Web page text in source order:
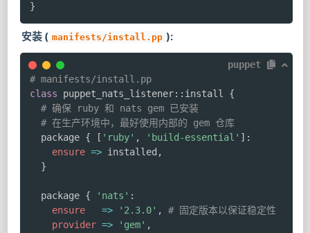
}
安装 ( manifests/install.pp ):
puppet
# manifests/install.pp
class puppet_nats_listener:: install {
# 确保 ruby 和 nats gem 已安装
# 在生产环境中，最好使用内部的 gem 仓库
  package
{ [ 'ruby' , 'build-essential' ] :
ensure => installed ,
}
  package
{ 'nats' :
ensure
=> '2.3.0' ,
# 固定版本以保证稳定性
provider => 'gem' ,